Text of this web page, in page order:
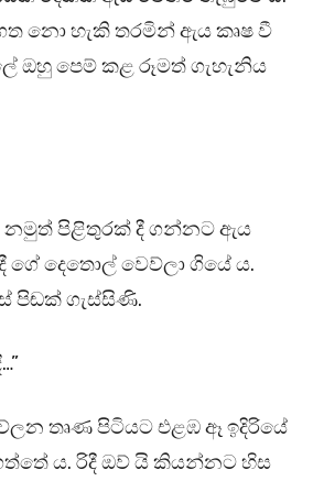
නො හැකි තරමින් ඇය කෘෂ වී
ඔහු පෙම් කළ රූමත් ගැහැනිය
නමුත් පිළිතුරක් දී ගන්නට ඇය
ගේ දෙතොල් වෙව්ලා ගියේ ය.
පිඬක් ගැස්සිණි.
තෘණ පිටියට එළඹ ඈ ඉදිරියේ
ය. රිදී ඔව් යි කියන්නට හිස